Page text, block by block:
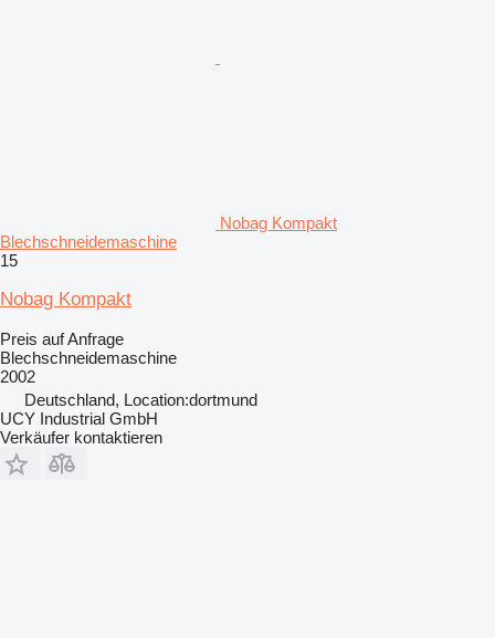
Nobag Kompakt
Blechschneidemaschine
15
Nobag Kompakt
Preis auf Anfrage
Blechschneidemaschine
2002
Deutschland, Location:dortmund
UCY Industrial GmbH
Verkäufer kontaktieren